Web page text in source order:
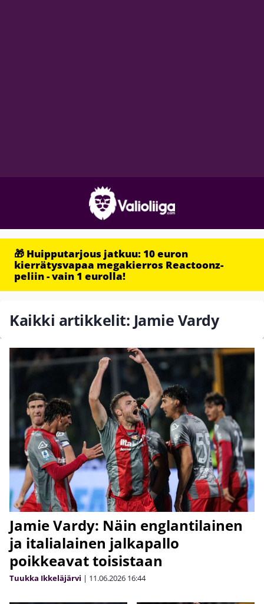
🎁 Huipputarjous jatkuu: 10 euron
kierrätysvapaa megakierros Reactoonz-
peliin - vain 1 eurolla!
Kaikki artikkelit: Jamie Vardy
Jamie Vardy: Näin englantilainen
ja italialainen jalkapallo
poikkeavat toisistaan
Tuukka Ikkeläjärvi | 11.06.2026 16:44